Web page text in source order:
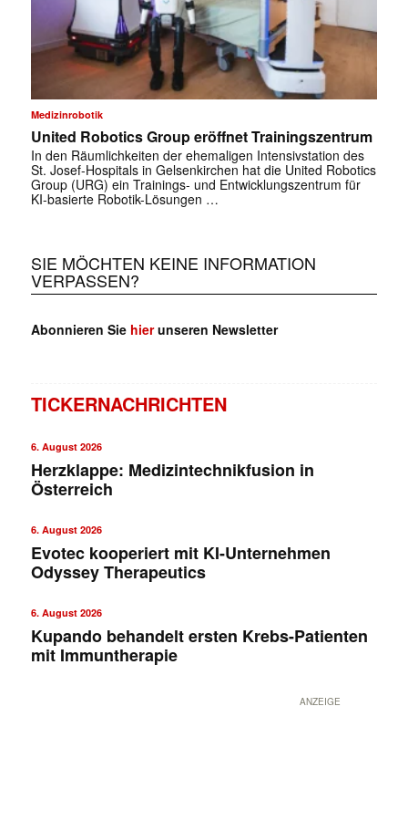
✕
Medizinrobotik
United Robotics Group eröffnet Trainingszentrum
In den Räumlichkeiten der ehemaligen Intensivstation des
St. Josef-Hospitals in Gelsenkirchen hat die United Robotics
Group (URG) ein Trainings- und Entwicklungszentrum für
KI-basierte Robotik-Lösungen …
SIE MÖCHTEN KEINE INFORMATION
VERPASSEN?
Abonnieren Sie hierunseren Newsletter
TICKERNACHRICHTEN
6. August 2026
Herzklappe: Medizintechnikfusion in
Österreich
6. August 2026
Evotec kooperiert mit KI-Unternehmen
Odyssey Therapeutics
6. August 2026
Kupando behandelt ersten Krebs-Patienten
mit Immuntherapie
ANZEIGE